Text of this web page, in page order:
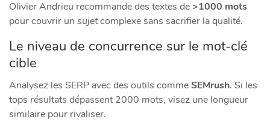
Olivier Andrieu recommande des textes de >1000 mots
pour couvrir un sujetcomplexe sans sacrifier la qualité.
Le niveau de concurrence sur le mot-clé
cible
Analysez les SERP avec des outils commeSEMrush. Si les
tops résultats dépassent 2000 mots, visez une longueur
similaire pour rivaliser.